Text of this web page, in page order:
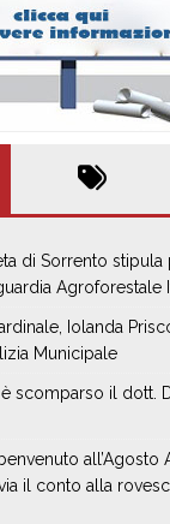
di Sorrento
Agroforestale
Iolanda
Municipale
scomparso il dott.
all’Agosto
il conto alla